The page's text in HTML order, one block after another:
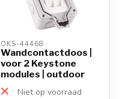
OKS-44468
Wandcontactdoos |
voor 2 Keystone
modules | outdoor
(IP66...
Niet op voorraad